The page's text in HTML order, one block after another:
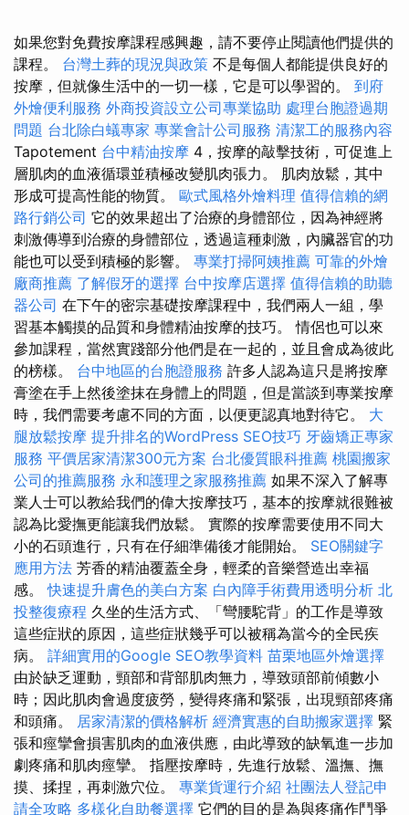
如果您對免費按摩課程感興趣，請不要停止閱讀他們提供的
課程。 台灣土葬的現況與政策 不是每個人都能提供良好的
按摩，但就像生活中的一切一樣，它是可以學習的。 到府
外燴便利服務 外商投資設立公司專業協助 處理台胞證過期
問題 台北除白蟻專家 專業會計公司服務 清潔工的服務內容
Tapotement 台中精油按摩 4，按摩的敲擊技術，可促進上
層肌肉的血液循環並積極改變肌肉張力。 肌肉放鬆，其中
形成可提高性能的物質。 歐式風格外燴料理 值得信賴的網
路行銷公司 它的效果超出了治療的身體部位，因為神經將
刺激傳導到治療的身體部位，透過這種刺激，內臟器官的功
能也可以受到積極的影響。 專業打掃阿姨推薦 可靠的外燴
廠商推薦 了解假牙的選擇 台中按摩店選擇 值得信賴的助聽
器公司 在下午的密宗基礎按摩課程中，我們兩人一組，學
習基本觸摸的品質和身體精油按摩的技巧。 情侶也可以來
參加課程，當然實踐部分他們是在一起的，並且會成為彼此
的榜樣。 台中地區的台胞證服務 許多人認為這只是將按摩
膏塗在手上然後塗抹在身體上的問題，但是當談到專業按摩
時，我們需要考慮不同的方面，以便更認真地對待它。 大
腿放鬆按摩 提升排名的WordPress SEO技巧 牙齒矯正專家
服務 平價居家清潔300元方案 台北優質眼科推薦 桃園搬家
公司的推薦服務 永和護理之家服務推薦 如果不深入了解專
業人士可以教給我們的偉大按摩技巧，基本的按摩就很難被
認為比愛撫更能讓我們放鬆。 實際的按摩需要使用不同大
小的石頭進行，只有在仔細準備後才能開始。 SEO關鍵字
應用方法 芳香的精油覆蓋全身，輕柔的音樂營造出幸福
感。快速提升膚色的美白方案 白內障手術費用透明分析 北
投整復療程 久坐的生活方式、「彎腰駝背」的工作是導致
這些症狀的原因，這些症狀幾乎可以被稱為當今的全民疾
病。 詳細實用的Google SEO教學資料 苗栗地區外燴選擇
由於缺乏運動，頸部和背部肌肉無力，導致頭部前傾數小
時；因此肌肉會過度疲勞，變得疼痛和緊張，出現頸部疼痛
和頭痛。 居家清潔的價格解析 經濟實惠的自助搬家選擇 緊
張和痙攣會損害肌肉的血液供應，由此導致的缺氧進一步加
劇疼痛和肌肉痙攣。 指壓按摩時，先進行放鬆、溫撫、撫
摸、揉捏，再刺激穴位。 專業貨運行介紹 社團法人登記申
請全攻略 多樣化自助餐選擇 它們的目的是為與疼痛作鬥爭